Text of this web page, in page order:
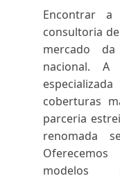
Encontrar
consultoria
mercado
nacional.
coberturas
parceria
renomada
modelos